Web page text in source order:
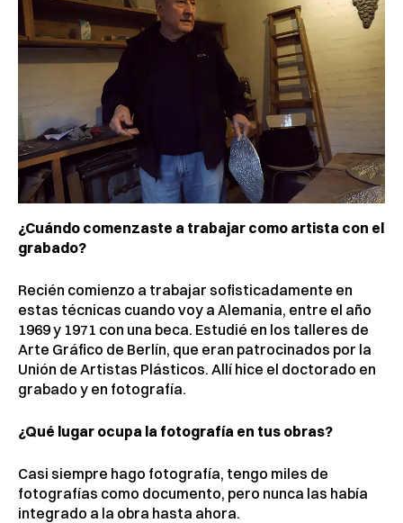
¿Cuándo comenzaste a trabajar como artista con el
grabado?
Recién comienzo a trabajar sofisticadamente en
estas técnicas cuando voy a Alemania, entre el año
1969 y 1971 con una beca. Estudié en los talleres de
Arte Gráfico de Berlín, que eran patrocinados por la
Unión de Artistas Plásticos. Allí hice el doctorado en
grabado y en fotografía.
¿Qué lugar ocupa la fotografía en tus obras?
Casi siempre hago fotografía, tengo miles de
fotografías como documento, pero nunca las había
integrado a la obra hasta ahora.